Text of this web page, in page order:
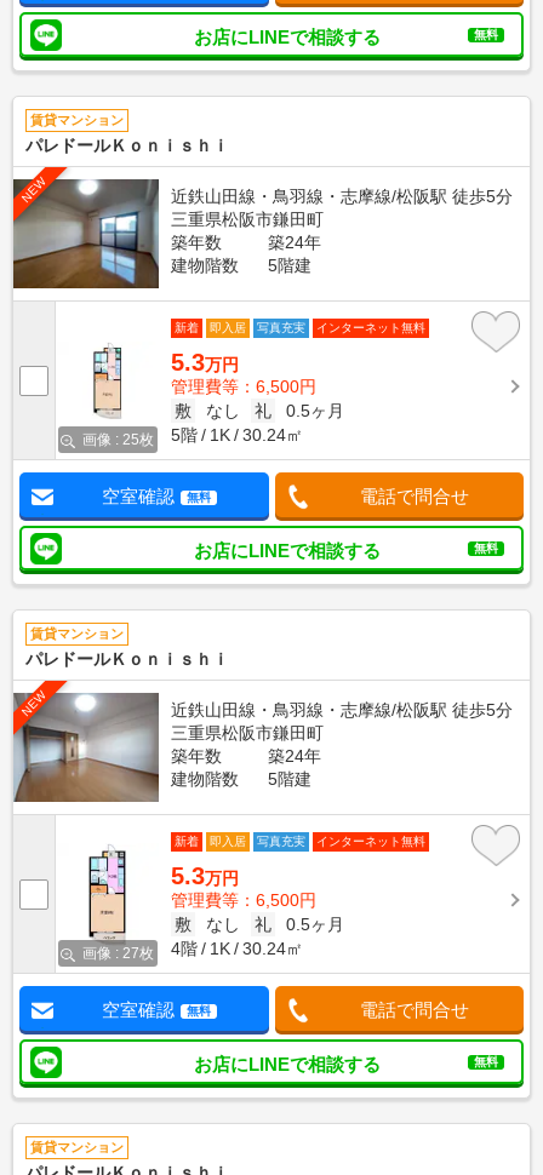
お店にLINEで相談する 無料
賃貸マンション
パレドールＫｏｎｉｓｈｉ
NEW
近鉄山田線・鳥羽線・志摩線/松阪駅 徒歩5分
三重県松阪市鎌田町
築年数
築24年
建物階数
5階建
画像 : 25枚
新着 即入居 写真充実 インターネット無料
5.3万円
管理費等：6,500円
敷
なし 礼
0.5ヶ月
5階
1K 30.24㎡
空室確認 無料 電話で問合せ
お店にLINEで相談する 無料
賃貸マンション
パレドールＫｏｎｉｓｈｉ
NEW
近鉄山田線・鳥羽線・志摩線/松阪駅 徒歩5分
三重県松阪市鎌田町
築年数
築24年
建物階数
5階建
画像 : 27枚
新着 即入居 写真充実 インターネット無料
5.3万円
管理費等：6,500円
敷
なし 礼
0.5ヶ月
4階
1K 30.24㎡
空室確認 無料 電話で問合せ
お店にLINEで相談する 無料
賃貸マンション